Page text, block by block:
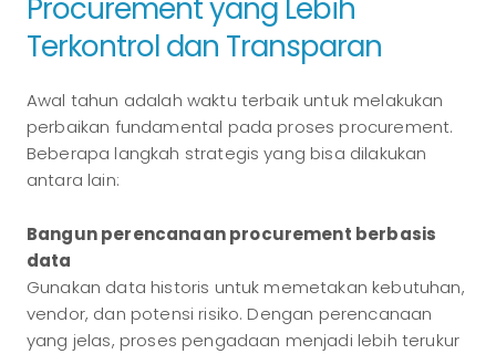
Procurement yang Lebih
Terkontrol dan Transparan
Awal tahun adalah waktu terbaik untuk melakukan
perbaikan fundamental pada proses procurement.
Beberapa langkah strategis yang bisa dilakukan
antara lain:
Bangun perencanaan procurement berbasis
data
Gunakan data historis untuk memetakan kebutuhan,
vendor, dan potensi risiko. Dengan perencanaan
yang jelas, proses pengadaan menjadi lebih terukur